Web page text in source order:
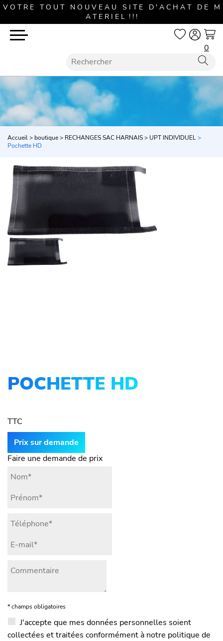
V O T R E T O U T N O U V E A U S I T E D ' A C H A T D E M
A T E R I E L ! ! !
0
Accueil>boutique> RECHANGES SAC HARNAIS> UPT INDIVIDUEL>
Pochette HD
POCHETTE HD
TTC
Faire une demande de prix
* champs obligatoires
J'accepte que mes données personnelles soient
collectées et traitées conformément à notre politique de